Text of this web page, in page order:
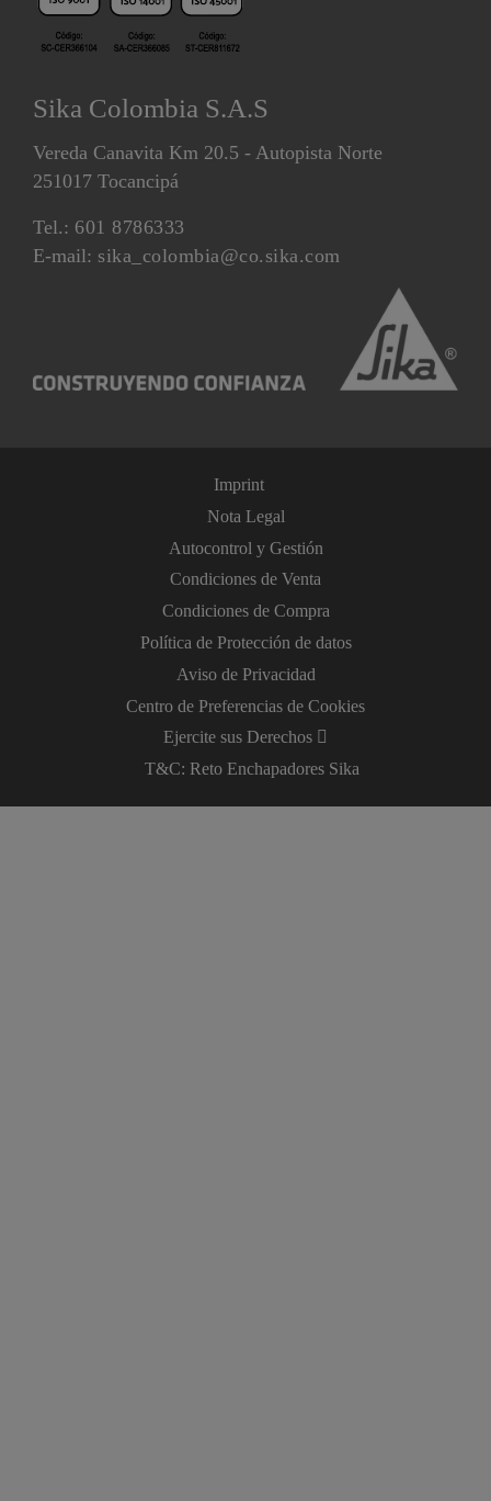
Sika Colombia S.A.S
Vereda Canavita Km 20.5 - Autopista Norte
251017 Tocancipá
Tel.: 601 8786333
E-mail: sika_colombia@co.sika.com
Imprint
Nota Legal
Autocontrol y Gestión
Condiciones de Venta
Condiciones de Compra
Política de Protección de datos
Aviso de Privacidad
Centro de Preferencias de Cookies
Ejercite sus Derechos
T&C: Reto Enchapadores Sika